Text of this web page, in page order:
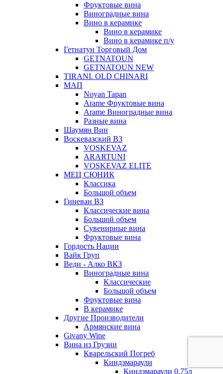
Фруктовые вина
Виноградные вина
Вино в керамике
Вино в керамике
Вино в керамике п/у
Гетнатун Торговый Дом
GETNATOUN
GETNATOUN NEW
TIRANI. OLD CHINARI
МАП
Noyan Tapan
Arame Фруктовые вина
Arame Виноградные вина
Разные вина
Шаумян Вин
Воскевазский ВЗ
VOSKEVAZ
ARARTUNI
VOSKEVAZ ELITE
МЕЦ СЮНИК
Классика
Большой объем
Гиневан ВЗ
Классические вина
Большой объем
Сувенирные вина
Фруктовые вина
Гордость Нации
Вайк Груп
Веди - Алко ВКЗ
Виноградные вина
Классические
Большой объем
Фруктовые вина
В керамике
Другие Производители
Армянские вина
Givany Wine
Вина из Грузии
Кварельский Погреб
Киндзмараули
Киндзмараули 0,75л